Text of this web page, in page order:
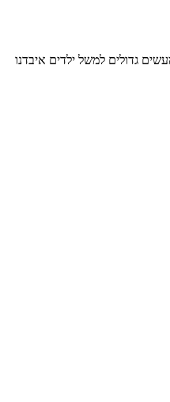
גדולים למשל ילדים איבדנו